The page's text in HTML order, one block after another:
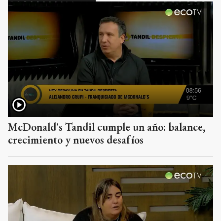
McDonald's Tandil cumple un año: balance,
crecimiento y nuevos desafíos